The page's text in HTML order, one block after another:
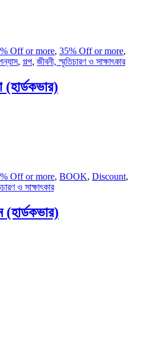
Off or more, 35% Off or more,
, গল্প, জীবনী, স্মৃতিচারণ ও সাক্ষাৎকার
Off or more, BOOK, Discount,
ও সাক্ষাৎকার
(হার্ডকভার)